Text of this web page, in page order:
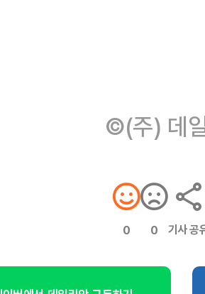
©(주) 데
0 0 기사 공